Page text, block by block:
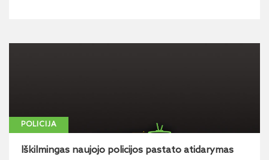
POLICIJA
Iškilmingas naujojo policijos pastato atidarymas